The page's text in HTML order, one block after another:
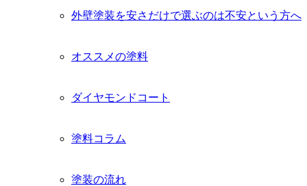
外壁塗装を安さだけで選ぶのは不安という方へ
オススメの塗料
ダイヤモンドコート
塗料コラム
塗装の流れ